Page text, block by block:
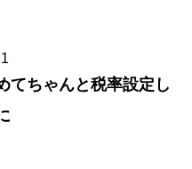
てちゃんと税率設定し